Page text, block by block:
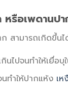
หรือเพดานป
สามารถเกิดขึ้น
นไปจนทำให้เยื่อ
ทำให้ปากแห้ง เ